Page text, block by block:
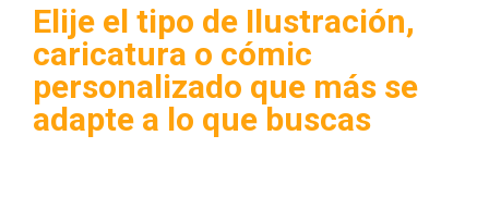
Elije el tipo de Ilustración,
caricatura o cómic
personalizado que más se
adapte a lo que buscas